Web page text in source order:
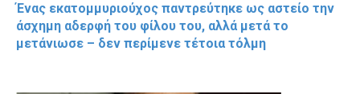
Ένας εκατομμυριούχος παντρεύτηκε ως αστείο την
άσχημη αδερφή του φίλου του, αλλά μετά το
μετάνιωσε – δεν περίμενε τέτοια τόλμη